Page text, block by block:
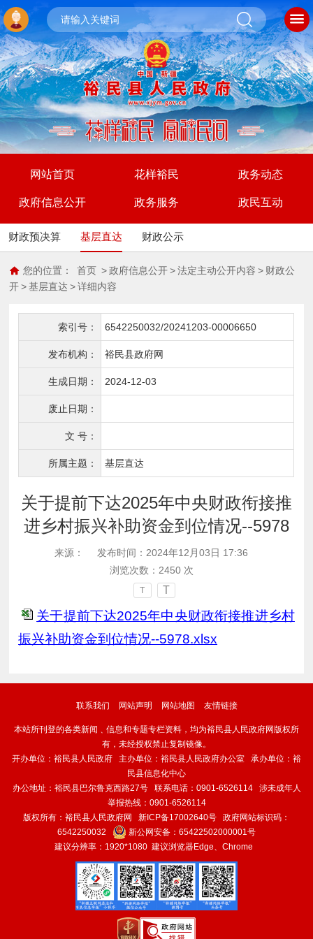
网站首页 花样裕民 政务动态
政府信息公开 政务服务 政民互动
财政预决算 基层直达 财政公示
您的位置： 首页 > 政府信息公开 > 法定主动公开内容 > 财政公
开 > 基层直达 > 详细内容
索引号： 6542250032/20241203-00006650
发布机构： 裕民县政府网
生成日期： 2024-12-03
废止日期：
文 号：
所属主题： 基层直达
关于提前下达2025年中央财政衔接推
进乡村振兴补助资金到位情况--5978
来源：
发布时间：2024年12月03日 17:36
浏览次数： 2450次
T T
关于提前下达2025年中央财政衔接推进乡村
振兴补助资金到位情况--5978.xlsx
联系我们 网站声明 网站地图 友情链接
本站所刊登的各类新闻﹑信息和专题专栏资料，均为裕民县人民政府网版权所
有，未经授权禁止复制镜像。
开办单位：裕民县人民政府 主办单位：裕民县人民政府办公室 承办单位：裕
民县信息化中心
办公地址：裕民县巴尔鲁克西路27号 联系电话：0901-6526114 涉未成年人
举报热线：0901-6526114
版权所有：裕民县人民政府网 新ICP备17002640号 政府网站标识码：
6542250032
新公网安备： 65422502000001号
建议分辨率：1920*1080 建议浏览器Edge、Chrome